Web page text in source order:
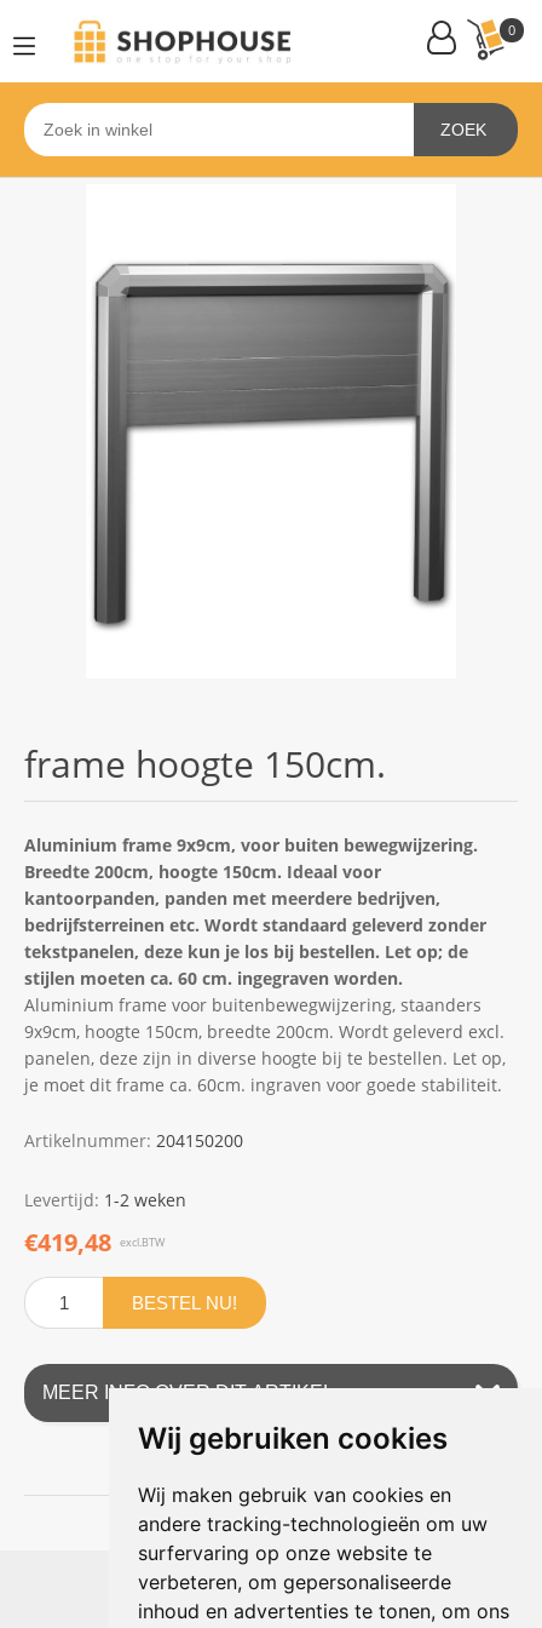
Wij gebruiken cookies
Wij maken gebruik van cookies en
andere tracking-technologieën om uw
surfervaring op onze website te
verbeteren, om gepersonaliseerde
inhoud en advertenties te tonen, om ons
0
ZOEK
frame hoogte 150cm.
Aluminium frame 9x9cm, voor buiten bewegwijzering.
Breedte 200cm, hoogte 150cm. Ideaal voor
kantoorpanden, panden met meerdere bedrijven,
bedrijfsterreinen etc. Wordt standaard geleverd zonder
tekstpanelen, deze kun je los bij bestellen. Let op; de
stijlen moeten ca. 60 cm. ingegraven worden.
Aluminium frame voor buitenbewegwijzering, staanders
9x9cm, hoogte 150cm, breedte 200cm. Wordt geleverd excl.
panelen, deze zijn in diverse hoogte bij te bestellen. Let op,
je moet dit frame ca. 60cm. ingraven voor goede stabiliteit.
Artikelnummer: 204150200
Levertijd: 1-2 weken
€419,48 excl.BTW
BESTEL NU!
MEER INFO OVER DIT ARTIKEL
Shophouse online
Max Planckstraat 4